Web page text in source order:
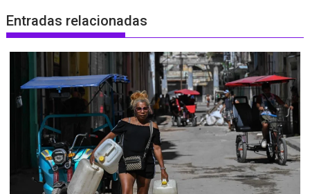
Entradas relacionadas